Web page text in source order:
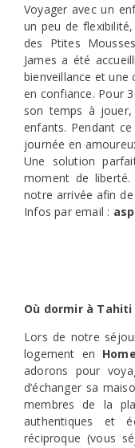
Voyager avec un
un peu de
des Ptites
James a été
bienveillance et
en confiance. Pour
son temps à jouer,
enfants. Pendant
journée en
Une solution
moment de liberté.
notre arrivée afin
Infos par email :
Où dormir à Tahiti
Lors de notre
logement en
adorons pour
d’échanger sa
membres de la
authentiques et
réciproque (vous